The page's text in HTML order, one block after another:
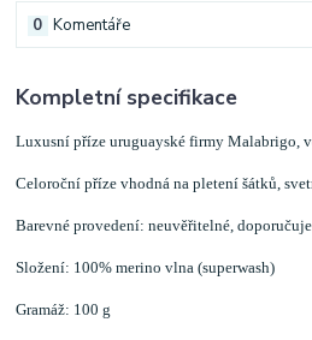
Komentáře
0
Kompletní specifikace
Luxusní příze uruguayské firmy Malabrigo,
Celoroční příze vhodná na pletení šátků,
Barevné provedení: neuvěřitelné,
Složení: 100% merino vlna (superwash)
Gramáž: 100 g